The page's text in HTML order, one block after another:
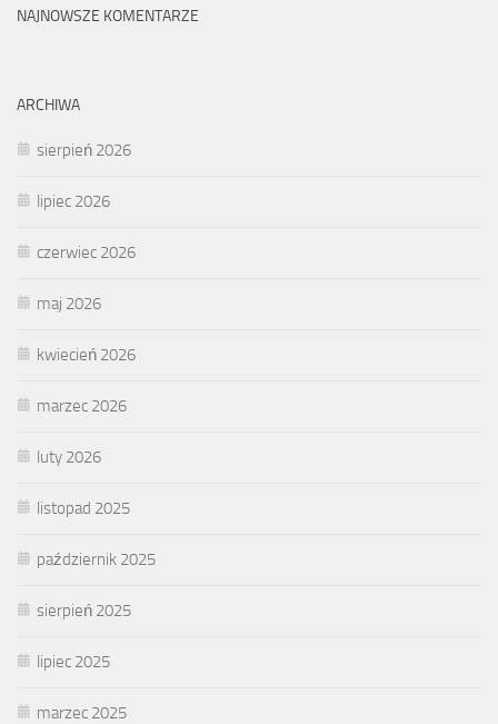
NAJNOWSZE KOMENTARZE
ARCHIWA
sierpień 2026
lipiec 2026
czerwiec 2026
maj 2026
kwiecień 2026
marzec 2026
luty 2026
listopad 2025
październik 2025
sierpień 2025
lipiec 2025
marzec 2025